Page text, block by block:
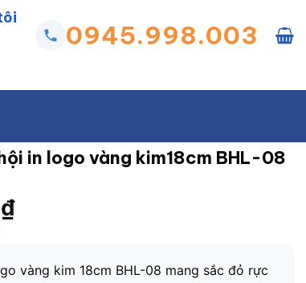
0945.998.003
in logo vàng kim18cm BHL-08
₫
vàng kim 18cm BHL-08 mang sắc đỏ rực